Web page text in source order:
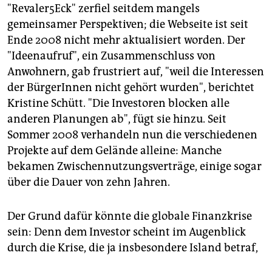
"Revaler5Eck" zerfiel seitdem mangels
gemeinsamer Perspektiven; die Webseite ist seit
Ende 2008 nicht mehr aktualisiert worden. Der
"Ideenaufruf", ein Zusammenschluss von
Anwohnern, gab frustriert auf, "weil die Interessen
der BürgerInnen nicht gehört wurden", berichtet
Kristine Schütt. "Die Investoren blocken alle
anderen Planungen ab", fügt sie hinzu. Seit
Sommer 2008 verhandeln nun die verschiedenen
Projekte auf dem Gelände alleine: Manche
bekamen Zwischennutzungsverträge, einige sogar
über die Dauer von zehn Jahren.
Der Grund dafür könnte die globale Finanzkrise
sein: Denn dem Investor scheint im Augenblick
durch die Krise, die ja insbesondere Island betraf,